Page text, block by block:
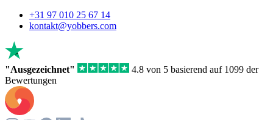
human,
this
field
+31 97 010 25 67 14
kontakt@yobbers.com
"Ausgezeichnet"
4.8 von 5 basierend auf 1099 der
Bewertungen